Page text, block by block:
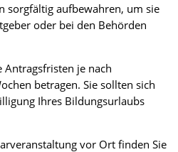
sorgfältig aufbewahren, um sie
oder bei den Behörden
Antragsfristen je nach
betragen. Sie sollten sich
Ihres Bildungsurlaubs
vor Ort finden Sie